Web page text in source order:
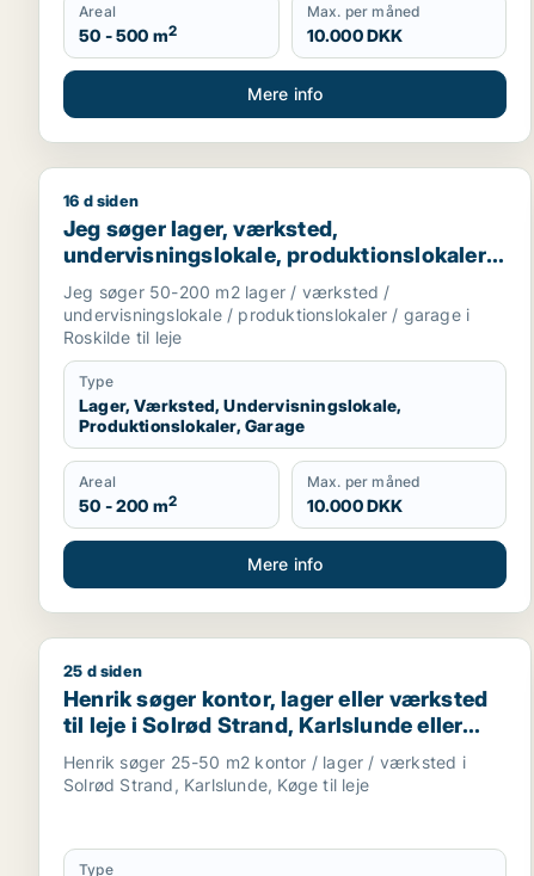
Areal
50 - 500 m2
Max. per måned
10.000 DKK
Mere info
Jeg søger lager, værksted, undervisningslokale,
16 d siden
Jeg søger lager, værksted,
undervisningslokale, produktionslokaler
eller garage til leje i Roskilde
Jeg søger 50-200 m2 lager / værksted /
undervisningslokale / produktionslokaler / garage i
Roskilde til leje
Type
Lager, Værksted, Undervisningslokale,
Produktionslokaler, Garage
Areal
50 - 200 m2
Max. per måned
10.000 DKK
Mere info
Henrik søger kontor, lager eller værksted til leje i
25 d siden
Henrik søger kontor, lager eller værksted
til leje i Solrød Strand, Karlslunde eller
Køge
Henrik søger 25-50 m2 kontor / lager / værksted i
Solrød Strand, Karlslunde, Køge til leje
Type